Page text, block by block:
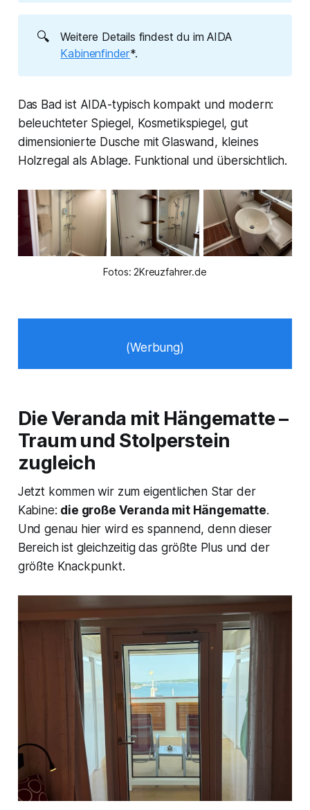
🔍
Weitere Details findest du im AIDA
Kabinenfinder*.
Das Bad ist AIDA-typisch kompakt und modern:
beleuchteter Spiegel, Kosmetikspiegel, gut
dimensionierte Dusche mit Glaswand, kleines
Holzregal als Ablage. Funktional und übersichtlich.
Fotos: 2Kreuzfahrer.de
(Werbung)
Die Veranda mit Hängematte –
Traum und Stolperstein
zugleich
Jetzt kommen wir zum eigentlichen Star der
Kabine: die große Veranda mit Hängematte.
Und genau hier wird es spannend, denn dieser
Bereich ist gleichzeitig das größte Plus und der
größte Knackpunkt.